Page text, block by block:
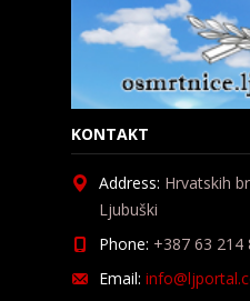
KONTAKT
Address: Hrvatskih
Ljubuški
Phone: +387 63 214
Email: